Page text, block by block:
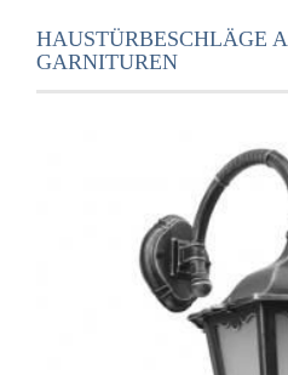
HAUSTÜRBESCHLÄGE
GARNITUREN